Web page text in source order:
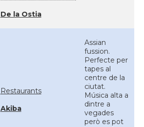
De la Ostia
Restaurants
Akiba
Assian
fussion.
Perfecte per
tapes al
centre de la
ciutat.
Música alta a
dintre a
vegades
però es pot